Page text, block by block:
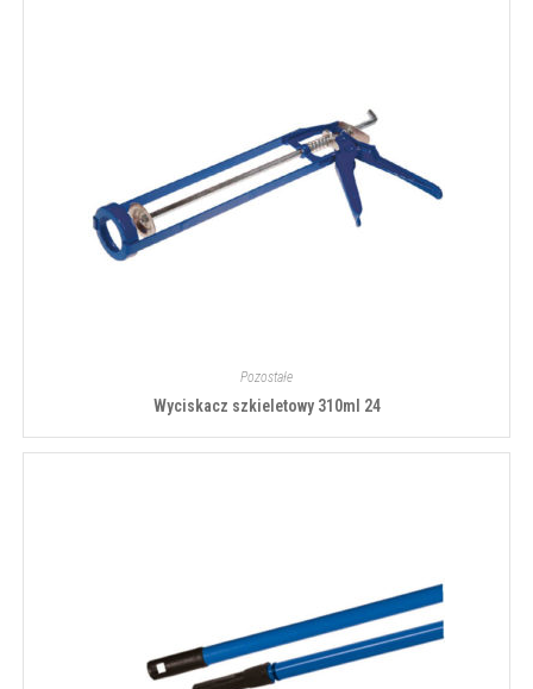
Pozostałe
Wyciskacz szkieletowy 310ml 24